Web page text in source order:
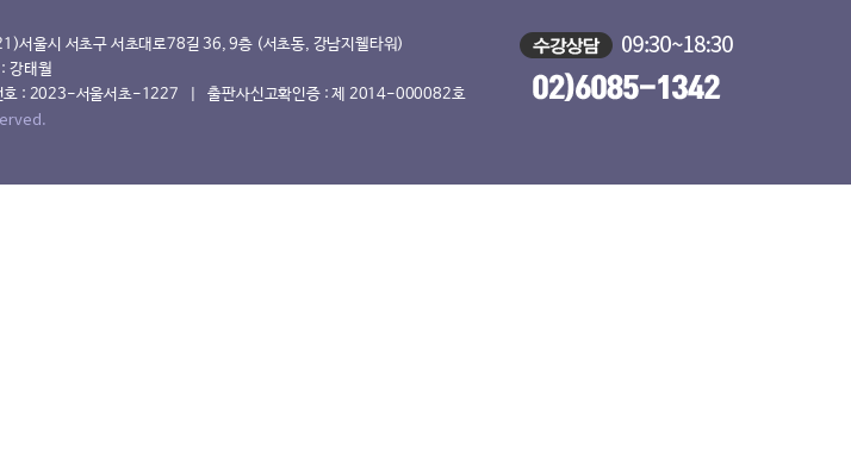
시 서초구 서초대로78길 36, 9층 (서초동, 강남지웰타워)
강태월
: 2023-서울서초-1227 | 출판사신고확인증 : 제 2014-000082호